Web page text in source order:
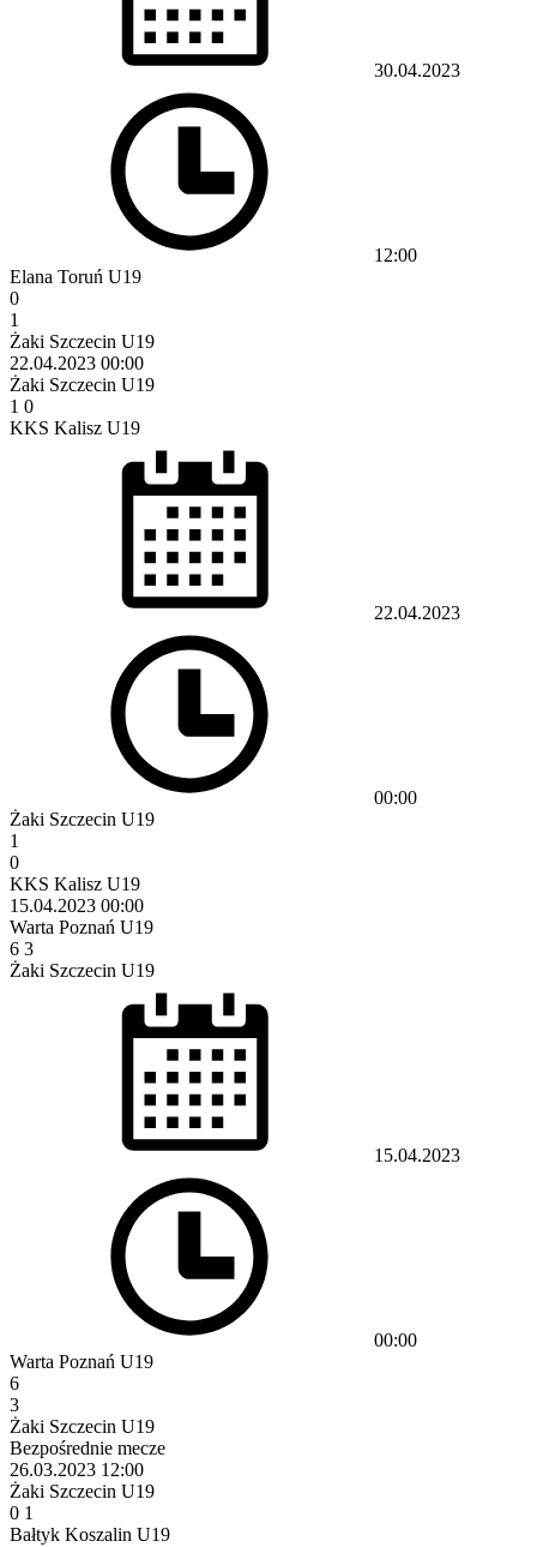
30.04.2023
12:00
Elana Toruń U19
0
1
Żaki Szczecin U19
22.04.2023 00:00
Żaki Szczecin U19
1 0
KKS Kalisz U19
22.04.2023
00:00
Żaki Szczecin U19
1
0
KKS Kalisz U19
15.04.2023 00:00
Warta Poznań U19
6 3
Żaki Szczecin U19
15.04.2023
00:00
Warta Poznań U19
6
3
Żaki Szczecin U19
Bezpośrednie mecze
26.03.2023 12:00
Żaki Szczecin U19
0 1
Bałtyk Koszalin U19